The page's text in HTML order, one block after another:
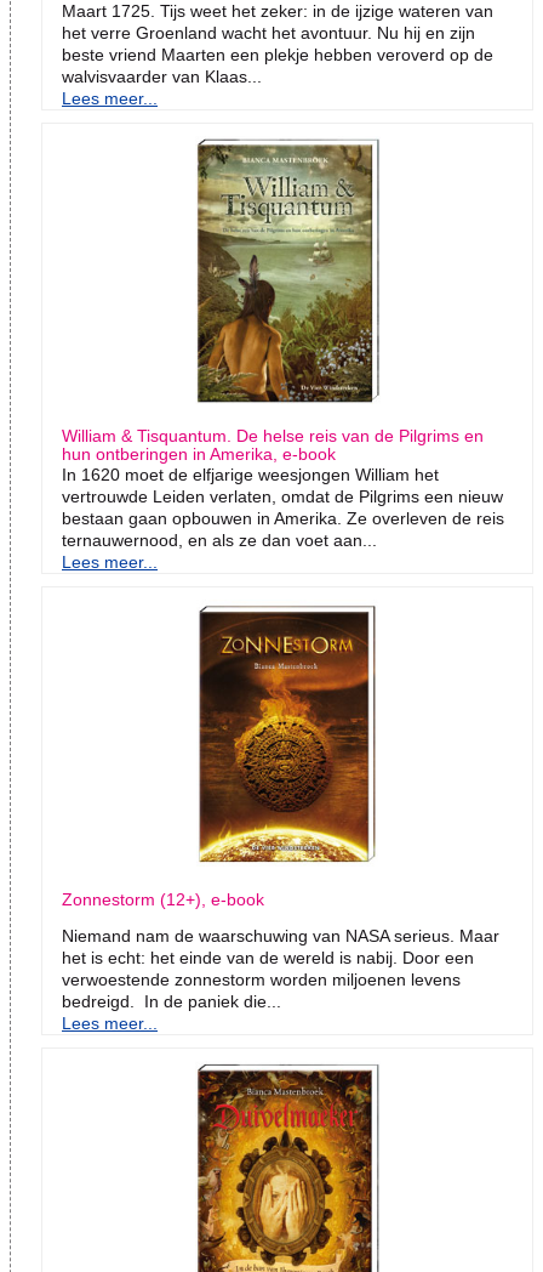
Maart 1725. Tijs weet het zeker: in de ijzige wateren van
het verre Groenland wacht het avontuur. Nu hij en zijn
beste vriend Maarten een plekje hebben veroverd op de
walvisvaarder van Klaas...
Lees meer...
William & Tisquantum. De helse reis van de Pilgrims en
hun ontberingen in Amerika, e-book
In 1620 moet de elfjarige weesjongen William het
vertrouwde Leiden verlaten, omdat de Pilgrims een nieuw
bestaan gaan opbouwen in Amerika. Ze overleven de reis
ternauwernood, en als ze dan voet aan...
Lees meer...
Zonnestorm (12+), e-book
Niemand nam de waarschuwing van NASA serieus. Maar
het is echt: het einde van de wereld is nabij. Door een
verwoestende zonnestorm worden miljoenen levens
bedreigd. In de paniek die...
Lees meer...